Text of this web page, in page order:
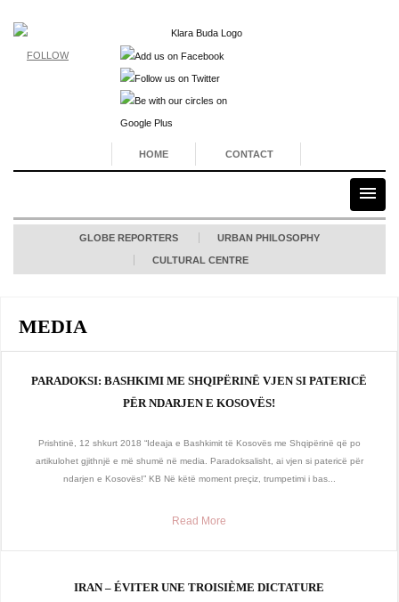
FOLLOW
HOME CONTACT
GLOBE REPORTERS URBAN PHILOSOPHY
CULTURAL CENTRE
MEDIA
PARADOKSI: BASHKIMI ME SHQIPËRINË VJEN SI PATERICË
PËR NDARJEN E KOSOVËS!
Prishtinë, 12 shkurt 2018 “Ideaja e Bashkimit të Kosovës me Shqipërinë që po
artikulohet gjithnjë e më shumë në media. Paradoksalisht, ai vjen si patericë për
ndarjen e Kosovës!” KB Në këtë moment preçiz, trumpetimi i bas...
Read More
IRAN – ÉVITER UNE TROISIÈME DICTATURE